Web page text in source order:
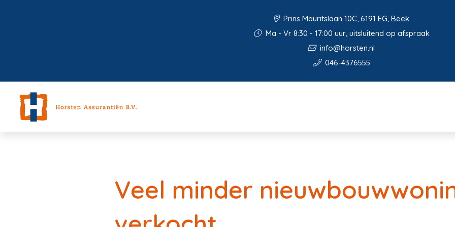
Prins Mauritslaan 10C, 6191 EG, Beek
Ma - Vr 8:30 - 17:00 uur, uitsluitend op afspraak
info@horsten.nl
046-4376555
Veel minder